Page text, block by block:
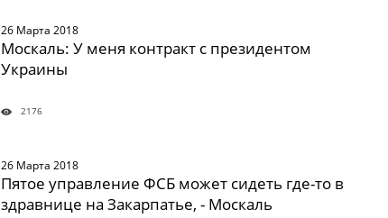
26 Марта 2018
Москаль: У меня контракт с президентом
Украины
2176
26 Марта 2018
Пятое управление ФСБ может сидеть где-то в
здравнице на Закарпатье, - Москаль